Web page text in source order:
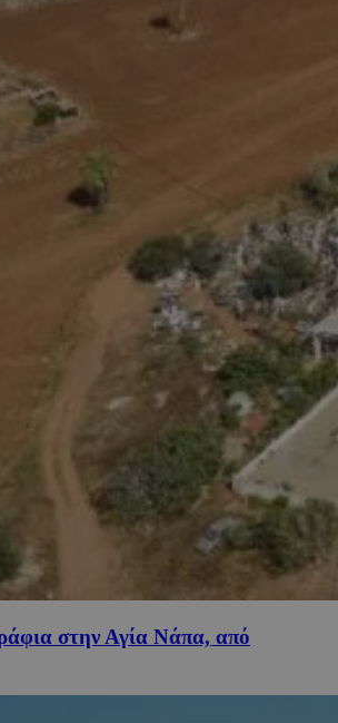
στην Αγία Νάπα, από